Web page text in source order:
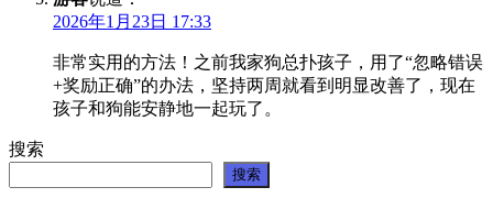
2026年1月23日 17:33
非常实用的方法！之前我家狗总扑孩子，用了“忽略错误
+奖励正确”的办法，坚持两周就看到明显改善了，现在
孩子和狗能安静地一起玩了。
搜索
搜索